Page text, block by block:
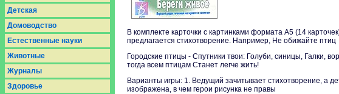
Детская
Домоводство
Естественные науки
Животные
Журналы
Здоровье
В комплекте карточки с картинками формата А5 (14
предлагается стихотворение. Например, Не обижайте птиц
Городские птицы - Спутники твои: Голуби, синицы, Галки,
тогда всем птицам Станет легче жить!
Варианты игры: 1. Ведущий зачитывает стихотворение, а
изображена, в чем герои рисунка не правы